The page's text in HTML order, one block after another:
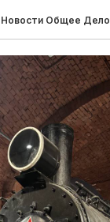
Новости Общее Дело